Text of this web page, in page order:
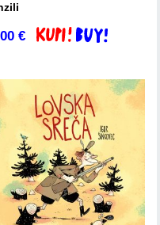
€ Dodaj v košarico